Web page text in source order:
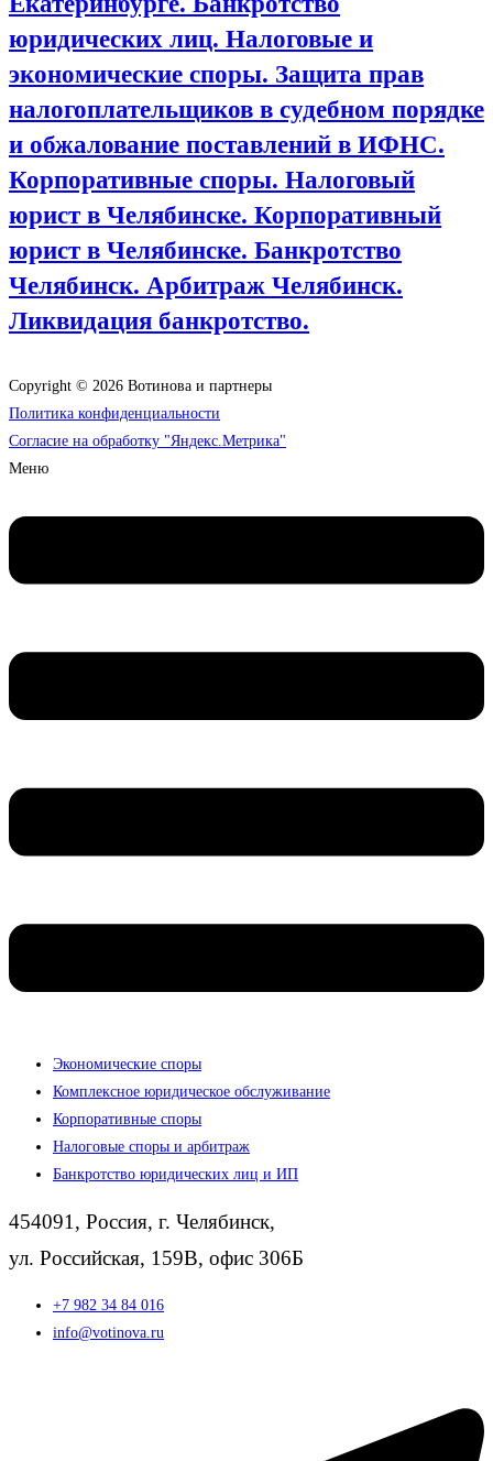
юридических лиц. Налоговые и
экономические споры. Защита прав
налогоплательщиков в судебном порядке
и обжалование поставлений в ИФНС.
Корпоративные споры. Налоговый
юрист в Челябинске. Корпоративный
юрист в Челябинске. Банкротство
Челябинск. Арбитраж Челябинск.
Ликвидация банкротство.
Copyright © 2026 Вотинова и партнеры
Политика конфиденциальности
Согласие на обработку "Яндекс.Метрика"
Меню
Экономические споры
Комплексное юридическое обслуживание
Корпоративные споры
Налоговые споры и арбитраж
Банкротство юридических лиц и ИП
454091, Россия, г. Челябинск,
ул. Российская, 159В, офис 306Б
+7 982 34 84 016
info@votinova.ru